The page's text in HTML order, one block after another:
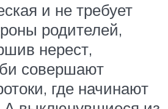
и не требует
родителей,
нерест,
совершают
где начинают